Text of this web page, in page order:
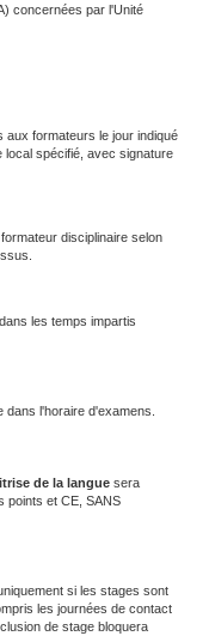
concernées par l'Unité
aux formateurs le jour indiqué
local spécifié, avec signature
disciplinaire selon
les temps impartis
dans l'horaire d'examens.
de la langue sera
points et CE, SANS
si les stages sont
les journées de contact
de stage bloquera